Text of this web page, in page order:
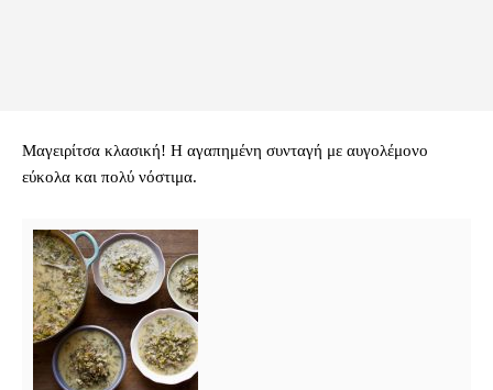
Μαγειρίτσα κλασική! Η αγαπημένη συνταγή με αυγολέμονο
εύκολα και πολύ νόστιμα.